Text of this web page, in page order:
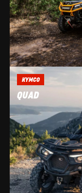
KYMCO
QUAD